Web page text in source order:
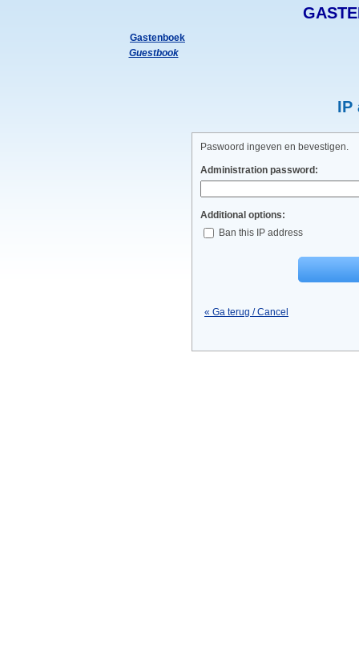
Gastenboek
Guestbook
IP
Paswoord ingeven en bevestigen.
Administration password:
Additional options:
Ban this IP address
« Ga terug / Cancel